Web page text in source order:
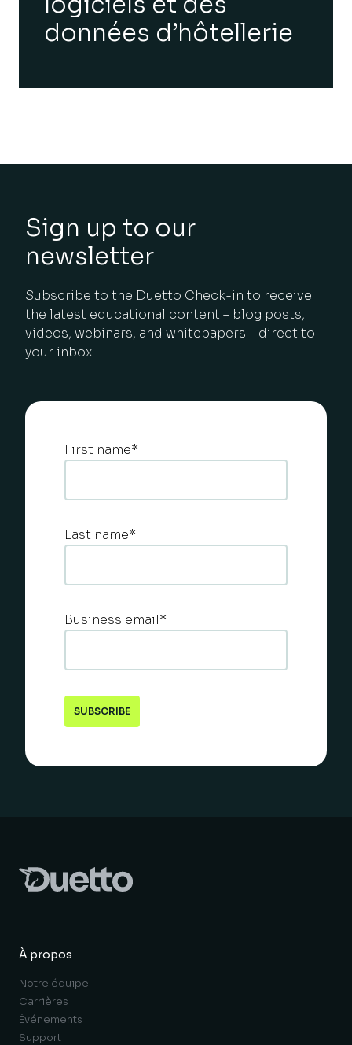
données d’hôtellerie
Sign up to our
newsletter
Subscribe to the Duetto Check-in to receive
the latest educational content – blog posts,
videos, webinars, and whitepapers – direct to
your inbox.
First name*
Last name*
Business email*
À propos
Notre équipe
Carrières
Événements
Support